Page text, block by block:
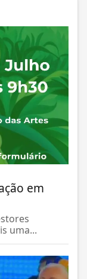
em
uma...